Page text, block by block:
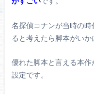
名探偵コナンが当時の
ると考えたら脚本がいか
優れた脚本と言える本
設定です。